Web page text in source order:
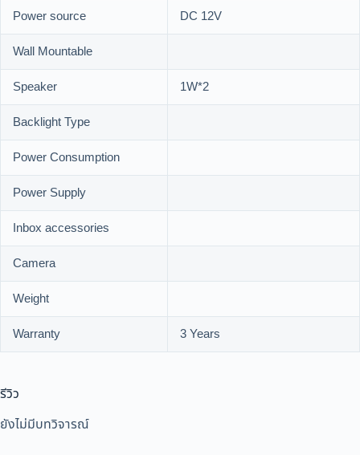
Power source
DC 12V
Wall Mountable
Speaker
1W*2
Backlight Type
Power Consumption
Power Supply
Inbox accessories
Camera
Weight
Warranty
3 Years
รีวิว
ยังไม่มีบทวิจารณ์